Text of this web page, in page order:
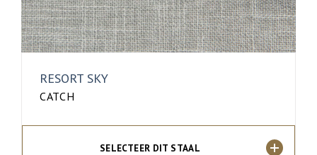
RESORT SKY
CATCH
SELECTEER DIT STAAL